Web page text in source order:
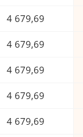
4 679,69
4 679,69
4 679,69
4 679,69
4 679,69